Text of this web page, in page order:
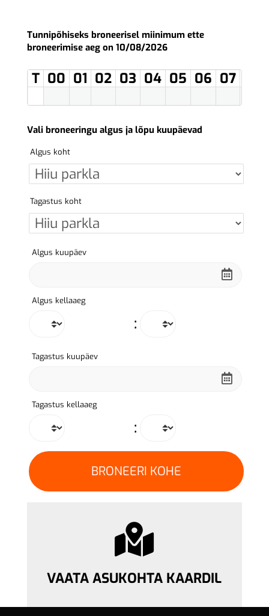
Tunnipõhiseks broneerisel miinimum ette
broneerimise aeg on 10/08/2026
T 00 01 02 03 04 05 06 07
Vali broneeringu algus ja lõpu kuupäevad
Algus koht
Tagastus koht
Algus kuupäev
Algus kellaaeg
:
Tagastus kuupäev
Tagastus kellaaeg
:
VAATA ASUKOHTA KAARDIL